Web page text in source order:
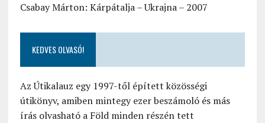
Csabay Márton: Kárpátalja – Ukrajna – 2007
KEDVES OLVASÓ!
Az Útikalauz egy 1997-től épített közösségi
útikönyv, amiben mintegy ezer beszámoló és más
írás olvasható a Föld minden részén tett